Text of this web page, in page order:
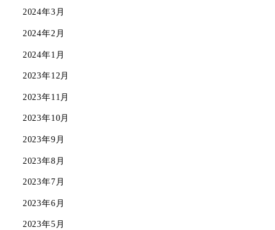
2024年3月
2024年2月
2024年1月
2023年12月
2023年11月
2023年10月
2023年9月
2023年8月
2023年7月
2023年6月
2023年5月